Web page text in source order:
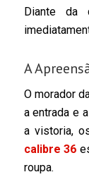
Diante da
A
O morador
a entrada e
a vistoria,
calibre 36
roupa.